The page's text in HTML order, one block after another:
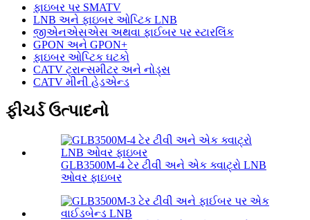
ફાઇબર પર SMATV
LNB અને ફાઇબર ઓપ્ટિક LNB
જીએનએસએસ અથવા ફાઈબર પર સ્ટારલિંક
GPON અને GPON+
ફાઇબર ઓપ્ટિક ઘટકો
CATV ટ્રાન્સમીટર અને નોડ્સ
CATV મીની હેડએન્ડ
ફીચર્ડ ઉત્પાદનો
GLB3500M-4 ટેર ટીવી અને એક ક્વાટ્રો LNB
ઓવર ફાઇબર